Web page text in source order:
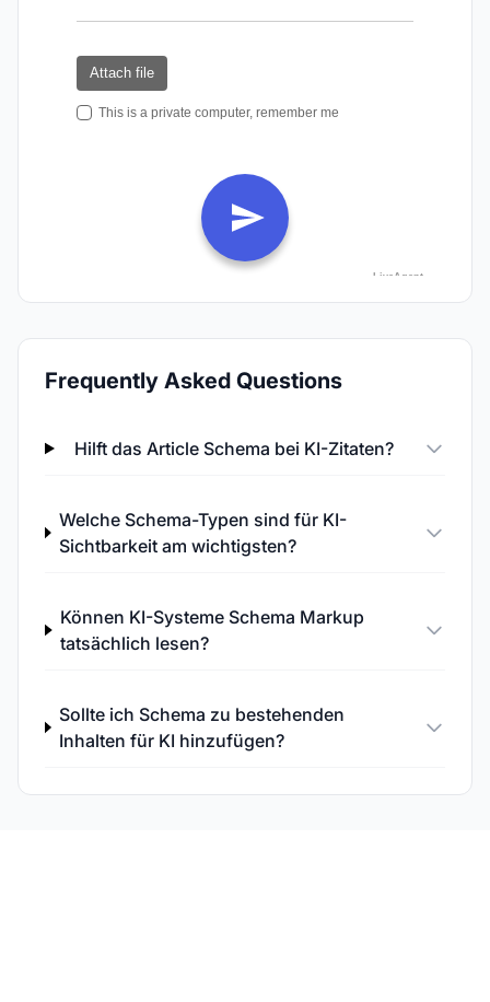
Frequently Asked Questions
Hilft das Article Schema bei KI-Zitaten?
Welche Schema-Typen sind für KI-
Sichtbarkeit am wichtigsten?
Können KI-Systeme Schema Markup
tatsächlich lesen?
Sollte ich Schema zu bestehenden
Inhalten für KI hinzufügen?